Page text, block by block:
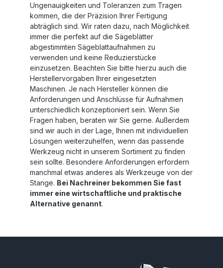
Ungenauigkeiten und Toleranzen zum Tragen
kommen, die der Präzision Ihrer Fertigung
abträglich sind. Wir raten dazu, nach Möglichkeit
immer die perfekt auf die Sägeblätter
abgestimmten Sägeblattaufnahmen zu
verwenden und keine Reduzierstücke
einzusetzen. Beachten Sie bitte hierzu auch die
Herstellervorgaben Ihrer eingesetzten
Maschinen. Je nach Hersteller können die
Anforderungen und Anschlüsse für Aufnahmen
unterschiedlich konzeptioniert sein. Wenn Sie
Fragen haben, beraten wir Sie gerne. Außerdem
sind wir auch in der Lage, Ihnen mit individuellen
Lösungen weiterzuhelfen, wenn das passende
Werkzeug nicht in unserem Sortiment zu finden
sein sollte. Besondere Anforderungen erfordern
manchmal etwas anderes als Werkzeuge von der
Stange. Bei Nachreiner bekommen Sie fast
immer eine wirtschaftliche und praktische
Alternative genannt.